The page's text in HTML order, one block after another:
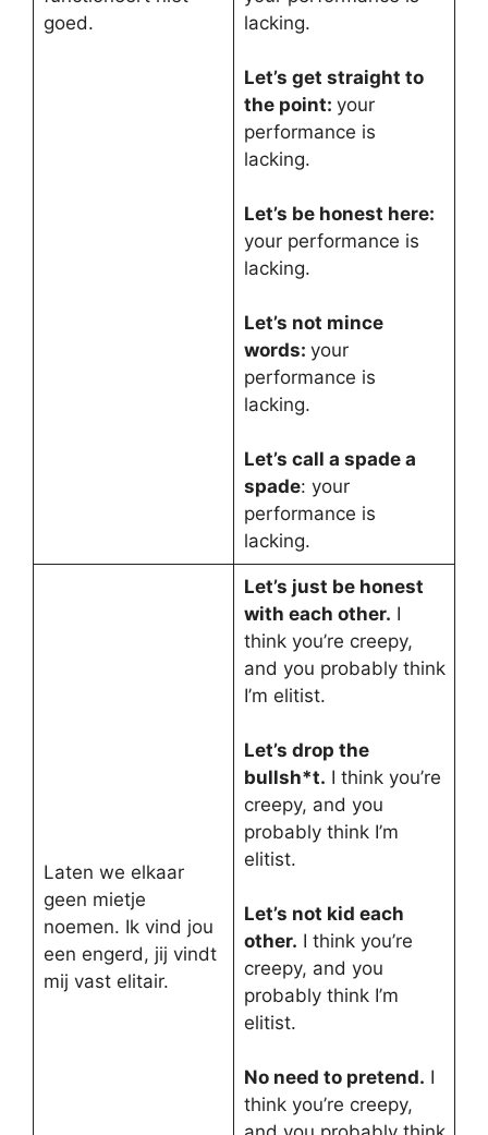
goed.
lacking.
Let’s get straight to
the point: your
performance is
lacking.
Let’s be honest here:
your performance is
lacking.
Let’s not mince
words: your
performance is
lacking.
Let’s call a spade a
spade: your
performance is
lacking.
Laten we elkaar
geen mietje
noemen. Ik vind jou
een engerd, jij vindt
mij vast elitair.
Let’s just be honest
with each other. I
think you’re creepy,
and you probably think
I’m elitist.
Let’s drop the
bullsh*t. I think you’re
creepy, and you
probably think I’m
elitist.
Let’s not kid each
other. I think you’re
creepy, and you
probably think I’m
elitist.
No need to pretend. I
think you’re creepy,